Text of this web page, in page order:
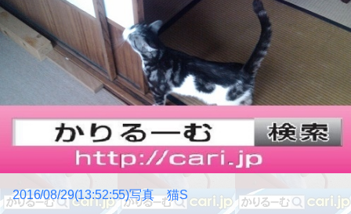
2016/08/29(13:52:55)写真 猫S